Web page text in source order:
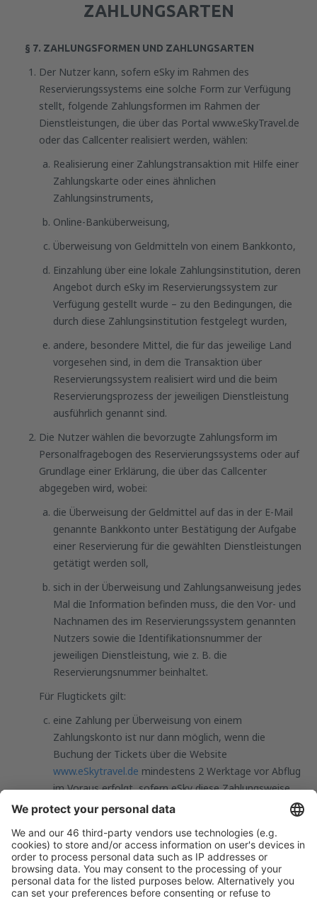
ZAHLUNGSARTEN
§ 7. ZAHLUNGSFORMEN UND ZAHLUNGSARTEN
Der Nutzer kann, sofern eSky im Rahmen des
Reservierungssystems eine solche Form zur Verfügung
stellt, folgende Zahlungsformen im Rahmen der
Dienstleistungen, die über das Portal www.eSkyTravel.de
oder das Callcenter realisiert werden, wählen:
Realisierung einer Zahlungstransaktion mit Hilfe einer
Zahlungskarte oder eines ähnlichen
Zahlungsinstruments,
Online-Banküberweisung,
Überweisung von Geldmitteln von einem Bankkonto,
Einzahlung über eine lokale Zahlungsinstitution, deren
Angebot durch eSky im Reservierungssystem zur
Verfügung gestellt wurde – zu den Bedingungen, die
durch diese Zahlungsinstitution festgelegt wurden,
andere, besondere Mittel, die für das jeweilige Land
vorgesehen sind, in dem die Transaktion über
Reservierungssystem realisiert wird und die beim
Reservierungsprozess der jeweiligen Dienstleistung
ausführlich genannt sind.
Die Nutzer wählen die bevorzugte Zahlungsform im
Personalfragebogen des Reservierungssystems oder auf
Grundlage einer Erklärung, die über das Callcenter
abgegeben wird, wobei:
die Überweisung der Geldmittel auf das in der E-Mail
genannte Bankkonto unter Bestätigung der Aufgabe
einer Reservierung für die gewählten Dienstleistungen
getätigt werden soll,
sich in der Überweisung und Zahlungsanweisung jedes
Mal die Information befinden muss, die den Vor- und
Nachnamen des im Reservierungssystem genannten
Nutzers sowie die Identifikationsnummer der
jeweiligen Dienstleistung, wie z. B. die
Reservierungsnummer beinhaltet.
Für Flugtickets gilt:
eine Zahlung per Überweisung von einem
Zahlungskonto ist nur dann möglich, wenn die
Buchung der Tickets über die Website
www.eSkytravel.de mindestens 2 Werktage vor Abflug
im Voraus erfolgt, sofern eSky diese Zahlungsweise
zur Verfügung stellt. Bei der Auswahl der Überweisung
verpflichtet, eine Überweisung des für eSky fälligen
Betrags für das gebuchte Flugticket sofort nach der
Buchung vorzunehmen. Im Falle eines verspäteten
Geldeingangs auf dem eSky-Bankkonto können die